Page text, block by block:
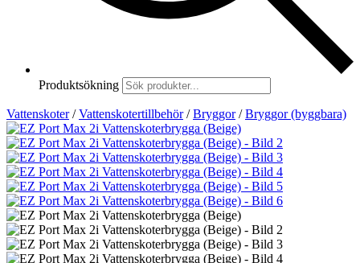
Produktsökning
Vattenskoter / Vattenskotertillbehör / Bryggor / Bryggor (byggbara)